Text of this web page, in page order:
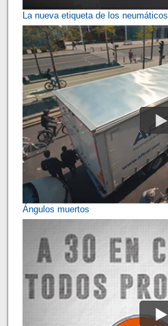
La nueva etiqueta de los neumáticos
Ángulos muertos